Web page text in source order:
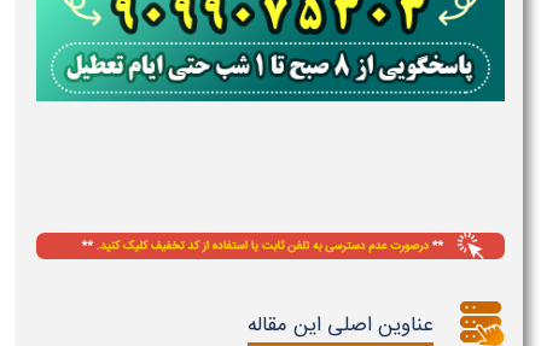
عناوین اصلی این مقاله